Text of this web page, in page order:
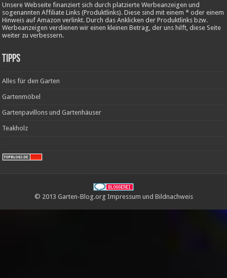
Unsere Webseite finanziert sich durch platzierte Werbeanzeigen und
sogenannten Affiliate Links (Produktlinks). Diese sind mit einem * oder einem
Hinweis auf Amazon verlinkt. Durch das Anklicken der Produktlinks bzw.
Werbeanzeigen verdienen wir einen kleinen Betrag, der uns hilft, diese Seite
weiter zu verbessern.
Tipps
Alles für den Garten
Gartenmöbel
Gartenpavillons und Gartenhäuser
Teakholz
© 2013 Garten-Blog.org Impressum und Bildnachweis